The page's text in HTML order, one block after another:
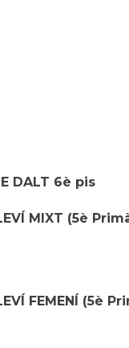
6è pis
MIXT (5è
FEMENÍ (5è